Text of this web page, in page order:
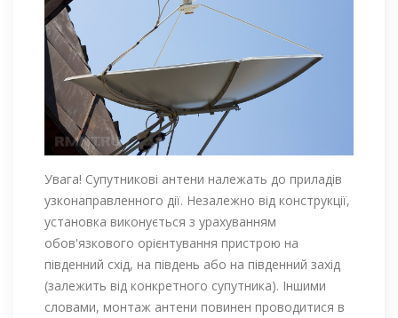
Увага! Супутникові антени належать до приладів
узконаправленного дії. Незалежно від конструкції,
установка виконується з урахуванням
обов'язкового орієнтування пристрою на
південний схід, на південь або на південний захід
(залежить від конкретного супутника). Іншими
словами, монтаж антени повинен проводитися в